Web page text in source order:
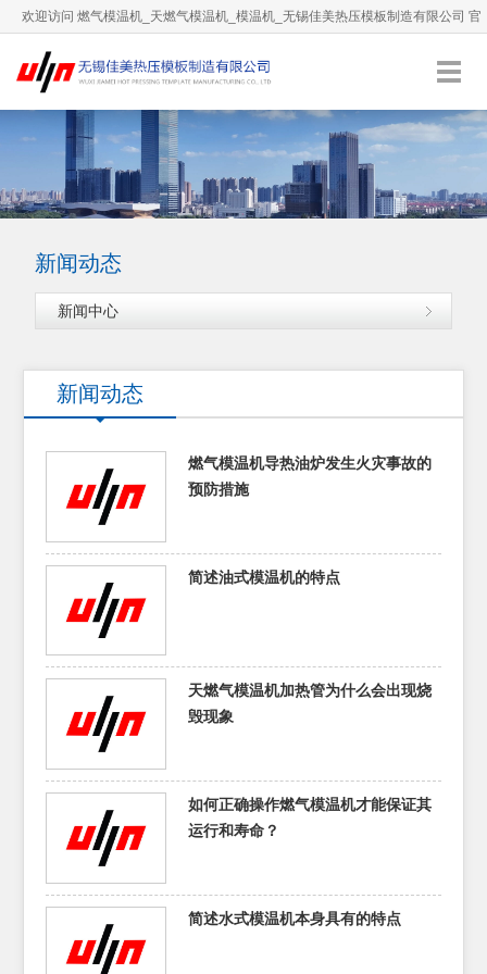
欢迎访问 燃气模温机_天燃气模温机_模温机_无锡佳美热压模板制造有限公司 官
方网站！
服务热线：0510-66892036 加入收藏
新闻动态
新闻中心
新闻动态
燃气模温机导热油炉发生火灾事故的
预防措施
简述油式模温机的特点
天燃气模温机加热管为什么会出现烧
毁现象
如何正确操作燃气模温机才能保证其
运行和寿命？
简述水式模温机本身具有的特点